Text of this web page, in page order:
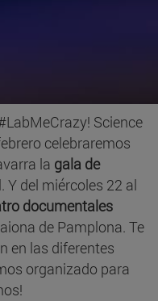
Science
celebraremos
la gala de
Y del miércoles 22 al
documentales
de Pamplona. Te
en las diferentes
organizado para